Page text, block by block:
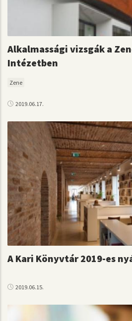
Alkalmassági vizsgák a
Intézetben
Zene
2019.06.17.
A Kari Könyvtár 2019-es
2019.06.15.